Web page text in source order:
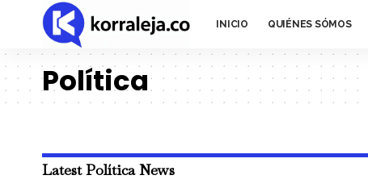
INICIO QUIÉNES SÓMOS
Política
Latest Política News